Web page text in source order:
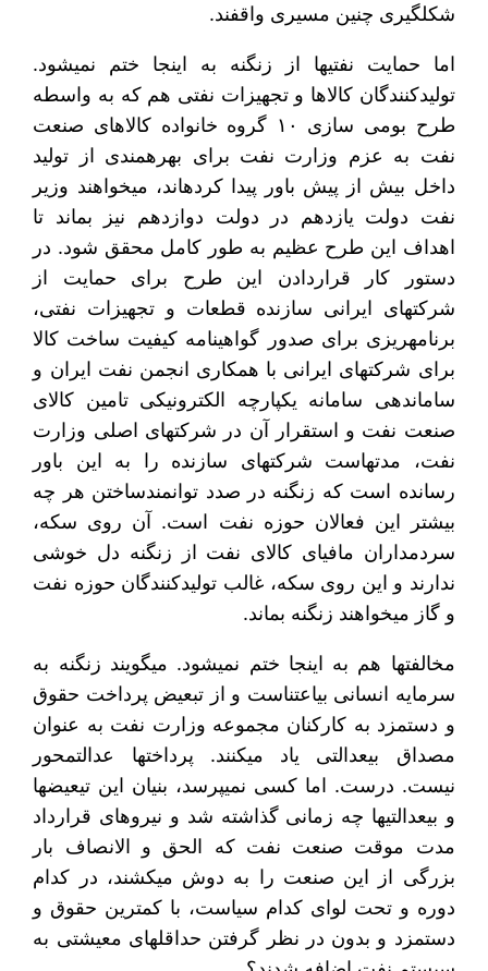
شکل‎گیری چنین مسیری واقفند.
اما حمایت نفتی‎ها از زنگنه به اینجا ختم نمی‎شود.
تولیدکنندگان کالاها و تجهیزات نفتی هم که به واسطه
طرح بومی سازی ۱۰ گروه خانواده کالاهای صنعت
نفت به عزم وزارت نفت برای بهره‎مندی از تولید
داخل بیش از پیش باور پیدا کرده‎اند، می‎خواهند وزیر
نفت دولت یازدهم در دولت دوازدهم نیز بماند تا
اهداف این طرح عظیم به طور کامل محقق شود. در
دستور کار قراردادن این طرح برای حمایت از
شرکت‎های ایرانی سازنده قطعات و تجهیزات نفتی،
برنامه‎ریزی برای صدور گواهینامه کیفیت ساخت کالا
برای شرکت‎های ایرانی با همکاری انجمن نفت ایران و
ساماندهی سامانه یکپارچه الکترونیکی تامین کالای
صنعت نفت و استقرار آن در شرکت‎های اصلی وزارت
نفت، مدت‎هاست شرکت‎های سازنده را به این باور
رسانده است که زنگنه در صدد توانمندساختن هر چه
بیشتر این فعالان حوزه نفت است. آن روی سکه،
سردمداران مافیای کالای نفت از زنگنه دل خوشی
ندارند و این روی سکه، غالب تولیدکنندگان حوزه نفت
و گاز می‎خواهند زنگنه بماند.
مخالفت‎ها هم به اینجا ختم نمی‎شود. می‎گویند زنگنه به
سرمایه انسانی بی‎اعتناست و از تبعیض پرداخت حقوق
و دستمزد به کارکنان مجموعه وزارت نفت به عنوان
مصداق بی‎عدالتی یاد می‎کنند. پرداخت‎ها عدالت‎محور
نیست. درست. اما کسی نمی‎پرسد، بنیان این تیعیض‎ها
و بی‎عدالتی‎ها چه زمانی گذاشته شد و نیروهای قرارداد
مدت موقت صنعت نفت که الحق و الانصاف بار
بزرگی از این صنعت را به دوش می‎کشند، در کدام
دوره و تحت لوای کدام سیاست، با کمترین حقوق و
دستمزد و بدون در نظر گرفتن حداقل‎های معیشتی به